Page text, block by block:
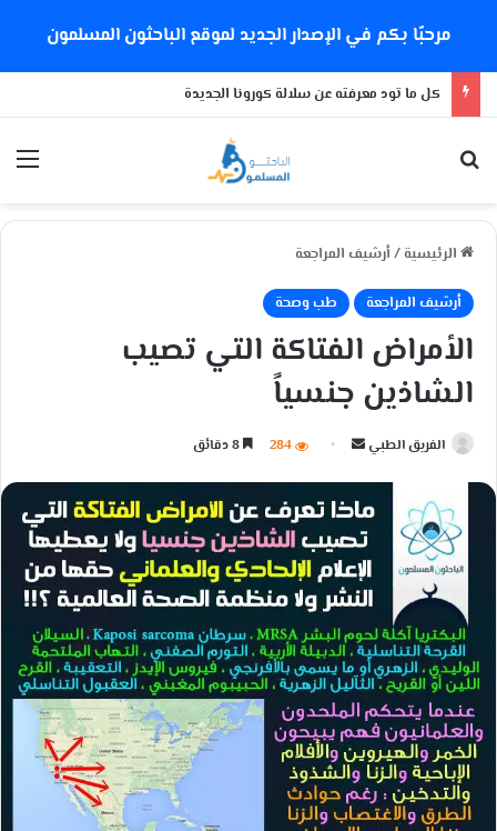
مرحبًا بكم في الإصدار الجديد لموقع الباحثون المسلمون
كل ما تود معرفته عن سلالة كورونا الجديدة
الرئيسية / أرشيف المراجعة
أرشيف المراجعة طب وصحة
الأمراض الفتاكة التي تصيب
الشاذين جنسياً
الفريق الطبي
س
ل
ب
ر
ي
د
ا
إ
ل
ك
ت
ر
و
284